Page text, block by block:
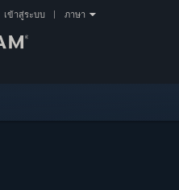
เข้าสู่ระบบ ภาษา